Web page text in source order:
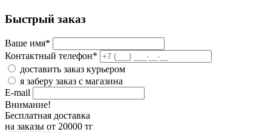
Быстрый заказ
Ваше имя*
Контактный телефон*
доставить заказ курьером
я заберу заказ с магазина
E-mail
Внимание!
Бесплатная доставка
на заказы от 20000 тг